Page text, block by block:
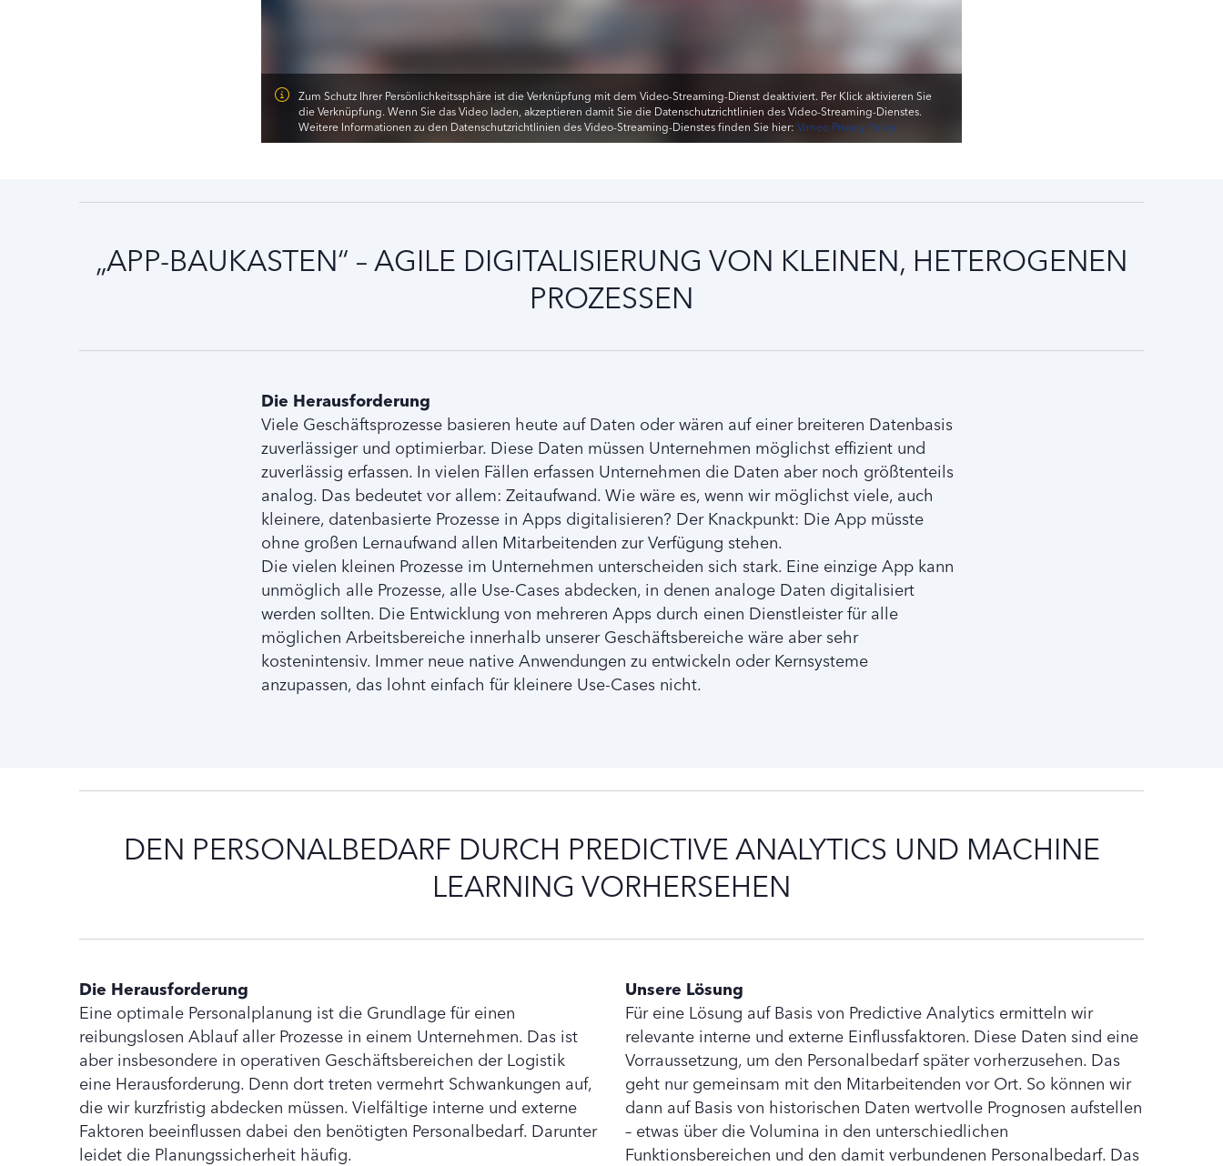
Zum Schutz Ihrer Persönlichkeitssphäre ist die Verknüpfung mit dem Video-Streaming-Dienst deaktiviert. Per Klick aktivieren Sie
die Verknüpfung. Wenn Sie das Video laden, akzeptieren damit Sie die Datenschutzrichtlinien des Video-Streaming-Dienstes.
Weitere Informationen zu den Datenschutzrichtlinien des Video-Streaming-Dienstes finden Sie hier: Vimeo Privacy Policy
„APP-BAUKASTEN“ – AGILE DIGITALISIERUNG VON KLEINEN, HETEROGENEN
PROZESSEN
Die Herausforderung
Viele Geschäftsprozesse basieren heute auf Daten oder wären auf einer breiteren Datenbasis
zuverlässiger und optimierbar. Diese Daten müssen Unternehmen möglichst effizient und
zuverlässig erfassen. In vielen Fällen erfassen Unternehmen die Daten aber noch größtenteils
analog. Das bedeutet vor allem: Zeitaufwand. Wie wäre es, wenn wir möglichst viele, auch
kleinere, datenbasierte Prozesse in Apps digitalisieren? Der Knackpunkt: Die App müsste
ohne großen Lernaufwand allen Mitarbeitenden zur Verfügung stehen.
Die vielen kleinen Prozesse im Unternehmen unterscheiden sich stark. Eine einzige App kann
unmöglich alle Prozesse, alle Use-Cases abdecken, in denen analoge Daten digitalisiert
werden sollten. Die Entwicklung von mehreren Apps durch einen Dienstleister für alle
möglichen Arbeitsbereiche innerhalb unserer Geschäftsbereiche wäre aber sehr
kostenintensiv. Immer neue native Anwendungen zu entwickeln oder Kernsysteme
anzupassen, das lohnt einfach für kleinere Use-Cases nicht.
DEN PERSONALBEDARF DURCH PREDICTIVE ANALYTICS UND MACHINE
LEARNING VORHERSEHEN
Die Herausforderung
Eine optimale Personalplanung ist die Grundlage für einen
reibungslosen Ablauf aller Prozesse in einem Unternehmen. Das ist
aber insbesondere in operativen Geschäftsbereichen der Logistik
eine Herausforderung. Denn dort treten vermehrt Schwankungen auf,
die wir kurzfristig abdecken müssen. Vielfältige interne und externe
Faktoren beeinflussen dabei den benötigten Personalbedarf. Darunter
leidet die Planungssicherheit häufig.
Unsere Lösung
Für eine Lösung auf Basis von Predictive Analytics ermitteln wir
relevante interne und externe Einflussfaktoren. Diese Daten sind eine
Vorraussetzung, um den Personalbedarf später vorherzusehen. Das
geht nur gemeinsam mit den Mitarbeitenden vor Ort. So können wir
dann auf Basis von historischen Daten wertvolle Prognosen aufstellen
– etwas über die Volumina in den unterschiedlichen
Funktionsbereichen und den damit verbundenen Personalbedarf. Das